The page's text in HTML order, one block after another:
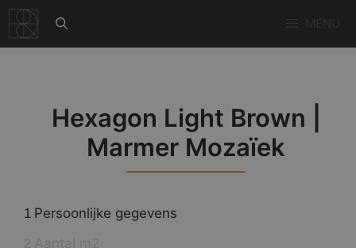
naar
de
Hexagon Light Brown |
Marmer Mozaïek
1 Persoonlijke gegevens